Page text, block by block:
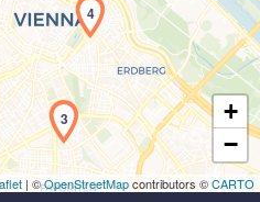
3
4
+
−
| ©OpenStreetMapcontributors ©CARTO